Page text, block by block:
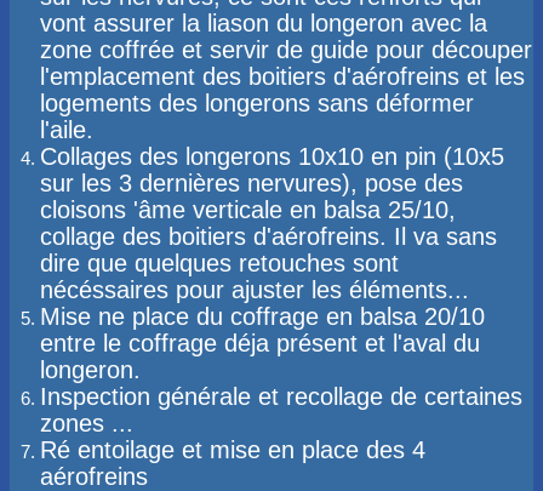
vont assurer la liason du longeron avec la
zone coffrée et servir de guide pour découper
l'emplacement des boitiers d'aérofreins et les
logements des longerons sans déformer
l'aile.
Collages des longerons 10x10 en pin (10x5
sur les 3 dernières nervures), pose des
cloisons 'âme verticale en balsa 25/10,
collage des boitiers d'aérofreins. Il va sans
dire que quelques retouches sont
nécéssaires pour ajuster les éléments...
Mise ne place du coffrage en balsa 20/10
entre le coffrage déja présent et l'aval du
longeron.
Inspection générale et recollage de certaines
zones ...
Ré entoilage et mise en place des 4
aérofreins